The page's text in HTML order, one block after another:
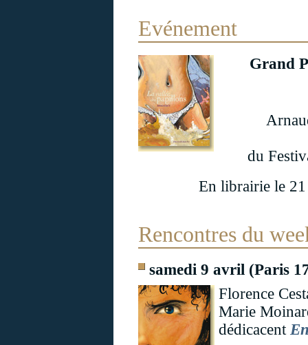
Evénement
Grand
du
En librairie le
Rencontres du
samedi 9 avril (Paris
Florence
Marie
dédicacent